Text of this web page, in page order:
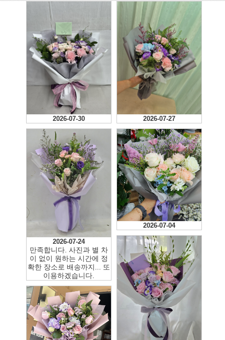
2026-07-30 2026-07-27
2026-07-24
만족합니다. 사진과 별 차
이 없이 원하는 시간에 정
확한 장소로 배송까지... 또
이용하겠습니다.
2026-07-04